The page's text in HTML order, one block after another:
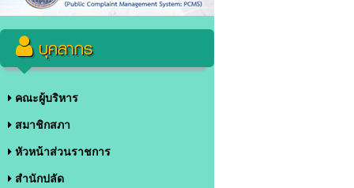
บุคลากร
คณะผู้บริหาร
สมาชิกสภา
หัวหน้าส่วนราชการ
สำนักปลัด